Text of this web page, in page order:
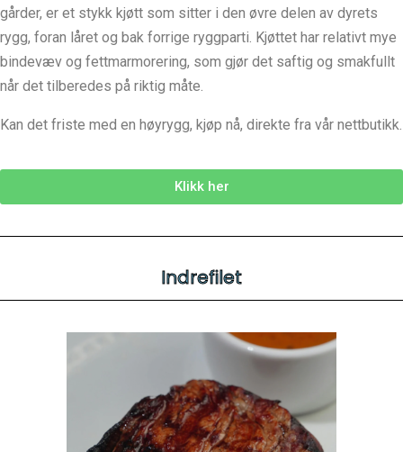
gårder, er et stykk kjøtt som sitter i den øvre delen av dyrets
rygg, foran låret og bak forrige ryggparti. Kjøttet har relativt mye
bindevæv og fettmarmorering, som gjør det saftig og smakfullt
når det tilberedes på riktig måte.
Kan det friste med en høyrygg, kjøp nå, direkte fra vår nettbutikk.
Klikk her
Indrefilet